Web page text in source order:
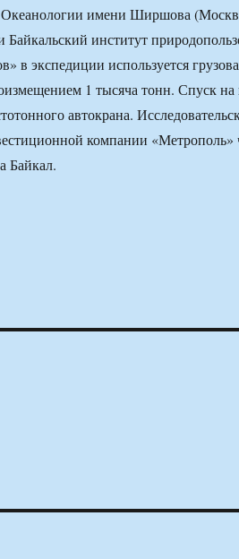
имени Ширшова
институт
в экспедиции используется
1 тысяча тонн. Спуск на
автокрана.
компании «Метрополь»
Байкал.